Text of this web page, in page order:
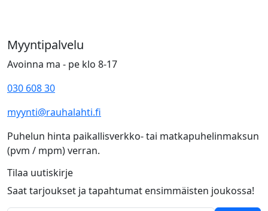
Myyntipalvelu
Avoinna ma - pe klo 8-17
030 608 30
myynti@rauhalahti.fi
Puhelun hinta paikallisverkko- tai matkapuhelinmaksun
(pvm / mpm) verran.
Tilaa uutiskirje
Saat tarjoukset ja tapahtumat ensimmäisten joukossa!